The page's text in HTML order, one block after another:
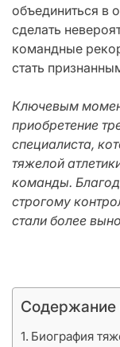
объединиться в
сделать
командные
стать
Ключевым
приобретение
специалиста,
тяжелой
команды.
строгому
стали более
Содержание
Биография